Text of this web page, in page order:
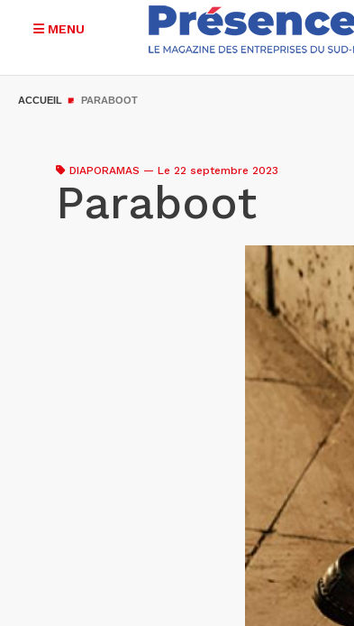
MENU
ACCUEIL PARABOOT
DIAPORAMAS — Le 22 septembre 2023
Paraboot